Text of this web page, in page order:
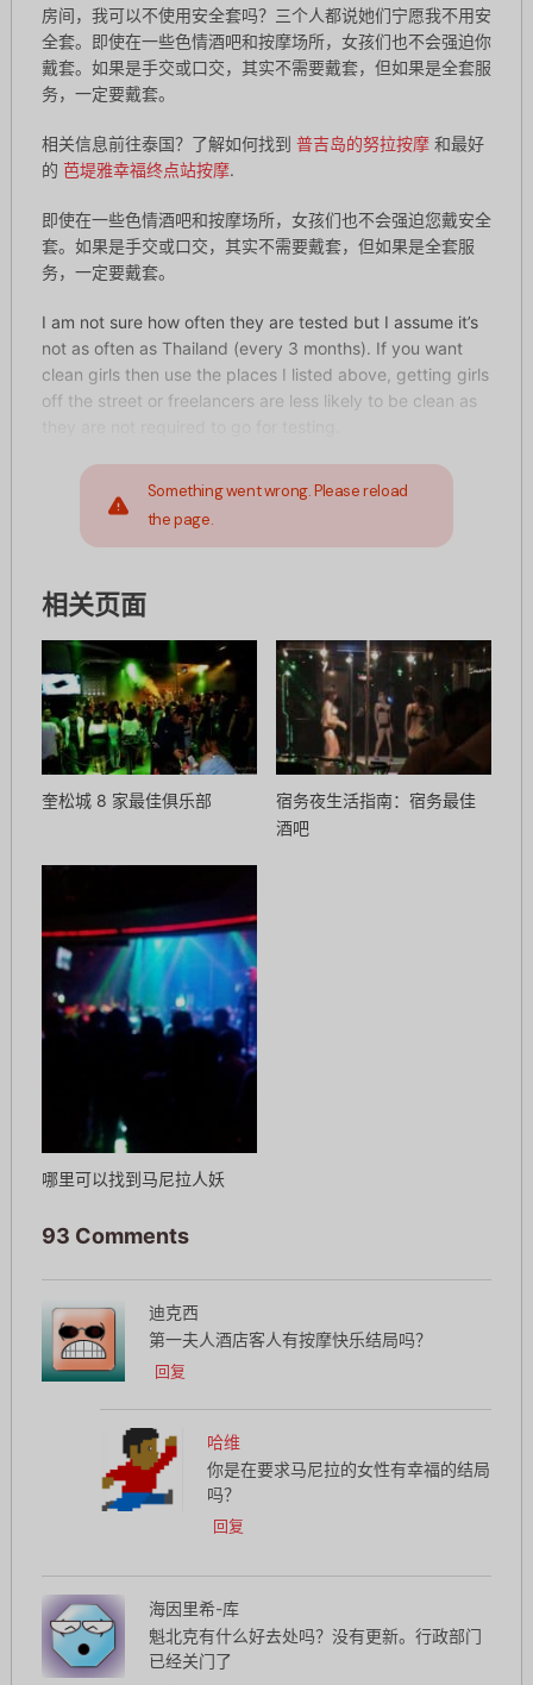
房间，我可以不使用安全套吗？三个人都说她们宁愿我不用安
全套。即使在一些色情酒吧和按摩场所，女孩们也不会强迫你
戴套。如果是手交或口交，其实不需要戴套，但如果是全套服
务，一定要戴套。
相关信息前往泰国？了解如何找到 普吉岛的努拉按摩和最好
的 芭堤雅幸福终点站按摩.
即使在一些色情酒吧和按摩场所，女孩们也不会强迫您戴安全
套。如果是手交或口交，其实不需要戴套，但如果是全套服
务，一定要戴套。
I am not sure how often they are tested but I assume it’s
not as often as Thailand (every 3 months). If you want
clean girls then use the places I listed above, getting girls
off the street or freelancers are less likely to be clean as
Something went wrong. Please reload
the page.
相关页面
奎松城 8 家最佳俱乐部
宿务夜生活指南：宿务最佳
酒吧
哪里可以找到马尼拉人妖
93 Comments
迪克西
第一夫人酒店客人有按摩快乐结局吗？
回复
哈维
你是在要求马尼拉的女性有幸福的结局
吗？
回复
海因里希-库
魁北克有什么好去处吗？没有更新。行政部门
已经关门了